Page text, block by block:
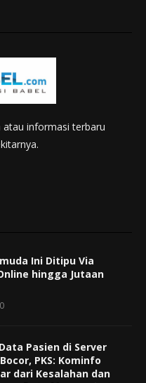
atau informasi terbaru
Ini Ditipu Via
hingga Jutaan
Pasien di Server
PKS: Kominfo
dari Kesalahan dan